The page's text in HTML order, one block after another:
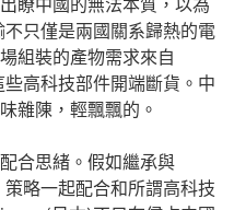
瞭中國的無法本質，以為
只僅是兩國關系歸熱的電
組裝的產物需求來自
高科技部件開端斷貨。中
雜陳，輕飄飄的。
思緒。假如繼承與
略一起配合和所謂高科技